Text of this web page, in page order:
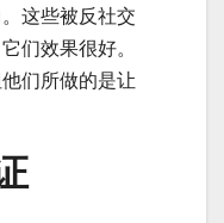
这些被反社交
们效果很好。
们所做的是让